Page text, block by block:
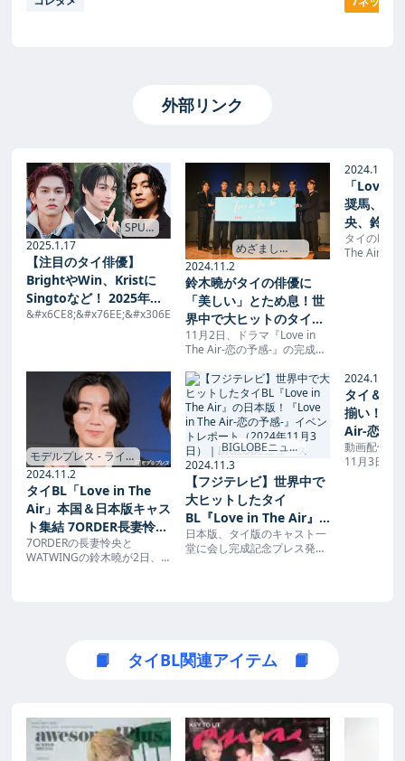
外部リンク
SPUR
→
2025.1.17
【注目のタイ俳優】
BrightやWin、Kristに
Singtoなど！ 2025年も
動向を追いたいスター13
モデルプレス - ライフ
スタイル・ファッシ
ョンエンタメニュー
ス →
2024.11.2
タイBL「Love in The
Air」本国＆日本版キャス
ト集結 7ORDER長妻怜央
「もう出るしかない」出
演の決め手になった相手
7ORDERの長妻怜央と
WATWINGの鈴木曉が2日、
めざまし
media →
2024.11.2
鈴木曉がタイの俳優に
「美しい」とため息！世
界中で大ヒットのタイBL
ドラマ『Love in The
Air』日本版キャストとタ
イ版キャストが勢ぞろ
い！ | めざましmedia
11月2日、ドラマ『Love in
The Air-恋の予感-』の完成披
め...
BIGLOBEニュー
ス →
2024.11.3
【フジテレビ】世界中で
大ヒットしたタイ
BL『Love in The Air』
の日本版！『Love in
The Air-恋の予感-』イベ
日本版、タイ版のキャスト一
堂に会し完成記念プレス発表
2024.11.3
「Love
奨馬、濱
央、鈴木
ストとト
レポート
タイのBL
The Air」
2024.11.4
タイ＆日
揃い！『
Air-恋の
ート - 海
動画配信サ
11月3日よ
📙 タイBL関連アイテム 📙